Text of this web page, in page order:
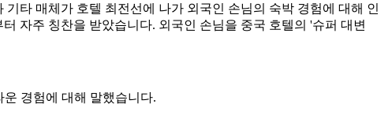
타 매체가 호텔 최전선에 나가 외국인 손님의 숙박 경험에 대해 인
자주 칭찬을 받았습니다. 외국인 손님을 중국 호텔의 '슈퍼 대변
운 경험에 대해 말했습니다.